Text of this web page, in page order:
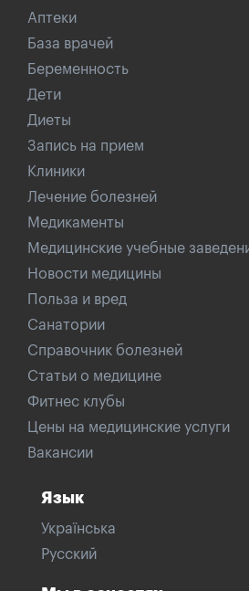
Аптеки
База врачей
Беременность
Дети
Диеты
Запись на прием
Клиники
Лечение болезней
Медикаменты
Медицинские учебные
Новости медицины
Польза и вред
Санатории
Справочник болезней
Статьи о медицине
Фитнес клубы
Цены на медицинские услуги
Вакансии
Язык
Українська
Русский